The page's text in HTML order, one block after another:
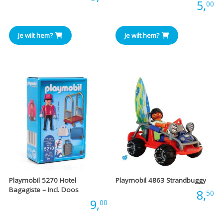
Je wilt hem?
5,00
Je wilt hem?
Playmobil 5270 Hotel
Bagagiste – Incl. Doos
9,00
Playmobil 4863 Strandbuggy
8,50